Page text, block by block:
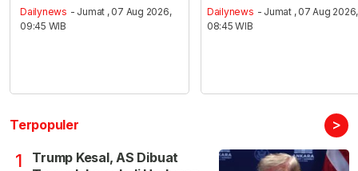
Dailynews - Jumat , 07 Aug 2026,
09:45 WIB
Dailynews - Jumat , 07 Aug 2026,
08:45 WIB
Terpopuler >
1
Trump Kesal, AS Dibuat